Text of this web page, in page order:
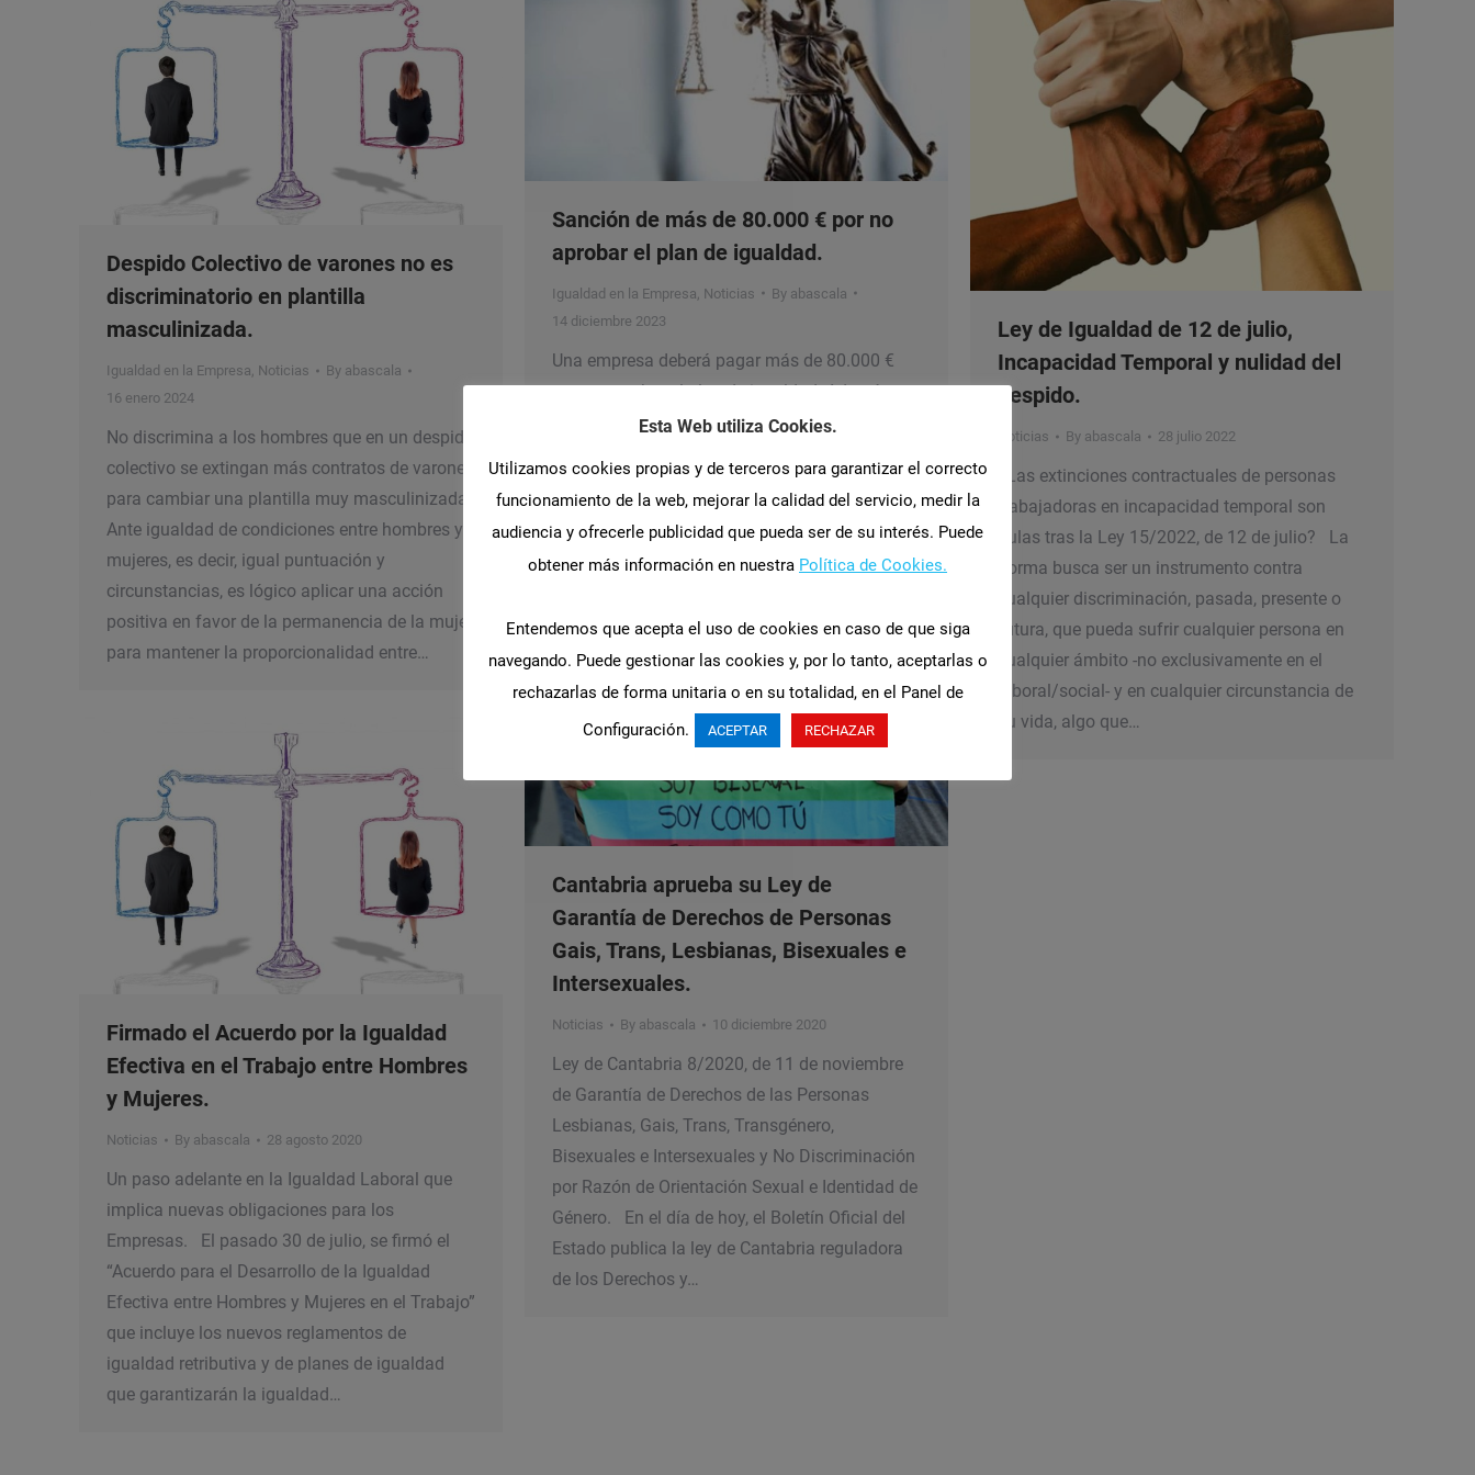
Despido Colectivo de varones no es
discriminatorio en plantilla
masculinizada.
Igualdad en la Empresa, Noticias By abascala
16 enero 2024
No discrimina a los hombres que en un despido
colectivo se extingan más contratos de varones
para cambiar una plantilla muy masculinizada
Ante igualdad de condiciones entre hombres y
mujeres, es decir, igual puntuación y
circunstancias, es lógico aplicar una acción
positiva en favor de la permanencia de la mujer
para mantener la proporcionalidad entre…
Sanción de más de 80.000 € por no
aprobar el plan de igualdad.
Igualdad en la Empresa Noticias By abascala
14 diciembre 2023
Una empresa deberá pagar más de 80.000 €
por no aprobar el plan de igualdad. Además,
deberá abonar otros 145 euros por cada día
porque es absolutamente inadmisible que el
empresario siempre tenga excusas para no
aportar la información que es requerida por la
representación de los trabajadores.…
Ley de Igualdad de 12 de julio,
Incapacidad Temporal y nulidad del
despido.
Noticias By abascala 28 julio 2022
¿Las extinciones contractuales de personas
trabajadoras en incapacidad temporal son
nulas tras la Ley 15/2022, de 12 de julio? La
norma busca ser un instrumento contra
cualquier discriminación, pasada, presente o
futura, que pueda sufrir cualquier persona en
cualquier ámbito -no exclusivamente en el
laboral/social- y en cualquier circunstancia de
su vida, algo que…
Cantabria aprueba su Ley de
Garantía de Derechos de Personas
Gais, Trans, Lesbianas, Bisexuales e
Intersexuales.
Noticias By abascala 10 diciembre 2020
Ley de Cantabria 8/2020, de 11 de noviembre
de Garantía de Derechos de las Personas
Lesbianas, Gais, Trans, Transgénero,
Bisexuales e Intersexuales y No Discriminación
por Razón de Orientación Sexual e Identidad de
Género. En el día de hoy, el Boletín Oficial del
Estado publica la ley de Cantabria reguladora
de los Derechos y…
Firmado el Acuerdo por la Igualdad
Efectiva en el Trabajo entre Hombres
y Mujeres.
Noticias By abascala 28 agosto 2020
Un paso adelante en la Igualdad Laboral que
implica nuevas obligaciones para los
Empresas. El pasado 30 de julio, se firmó el
“Acuerdo para el Desarrollo de la Igualdad
Efectiva entre Hombres y Mujeres en el Trabajo”
que incluye los nuevos reglamentos de
igualdad retributiva y de planes de igualdad
que garantizarán la igualdad…
Esta Web utiliza Cookies.
Utilizamos cookies propias y de terceros para garantizar el correcto
funcionamiento de la web, mejorar la calidad del servicio, medir la
audiencia y ofrecerle publicidad que pueda ser de su interés. Puede
obtener más información en nuestra Política de Cookies.
Entendemos que acepta el uso de cookies en caso de que siga
navegando. Puede gestionar las cookies y, por lo tanto, aceptarlas o
rechazarlas de forma unitaria o en su totalidad, en el Panel de
Configuración.
ACEPTAR RECHAZAR